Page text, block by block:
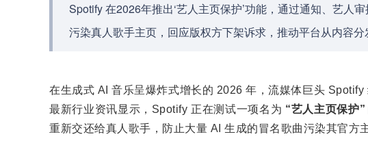
Spotify 在2026年推出‘艺人主页保护’功能，通过通知、艺人
污染真人歌手主页，回应版权方下架诉求，推动平台从内容分
在生成式 AI 音乐呈爆炸式增长的 2026 年，流媒体巨头
最新行业资讯显示，Spotify 正在测试一项名为 “艺人主页保护”
重新交还给真人歌手，防止大量 AI 生成的冒名歌曲污染其官方主